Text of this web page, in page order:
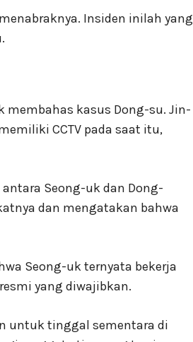
Insiden inilah yang
kasus Dong-su. Jin-
CCTV pada saat itu,
Seong-uk dan Dong-
dan mengatakan bahwa
Seong-uk ternyata bekerja
yang diwajibkan.
untuk tinggal sementara di